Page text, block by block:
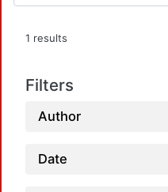
1 results
Filters
Author
Date